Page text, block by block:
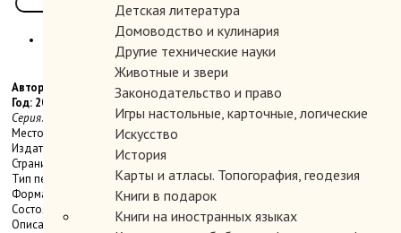
Детская литература
Домоводство и кулинария
Другие технические науки
Животные и звери
Законодательство и право
Игры настольные, карточные, логические
Искусство
История
Карты и атласы. Топогорафия, геодезия
Книги в подарок
Книги на иностранных языках
Автор: Уоллер Морин.
Год: 2003
Серия: Популярная историческая библиотека
Место издания: Смоленск
Издательство: Русич
Страниц: 384 с.
Тип переплета: Твердый
Формат книги: Стандартный
Состояние: Отличное.
Описание: В книге современной английской писательницы Морин